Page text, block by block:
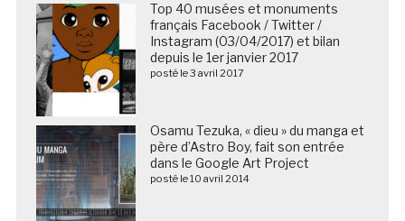
Top 40 musées et monuments
français Facebook / Twitter /
Instagram (03/04/2017) et bilan
depuis le 1er janvier 2017
posté le 3 avril 2017
Osamu Tezuka, « dieu » du manga et
père d’Astro Boy, fait son entrée
dans le Google Art Project
posté le 10 avril 2014